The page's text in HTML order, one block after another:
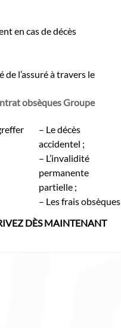
en cas de décès
l’assuré à travers le
obsèques Groupe
– Le décès
accidentel ;
– L’invalidité
permanente
partielle ;
– Les frais obsèques
DÈS MAINTENANT